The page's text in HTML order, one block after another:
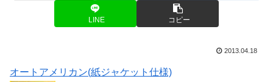
LINE コピー
2013.04.18
オートアメリカン(紙ジャケット仕様)